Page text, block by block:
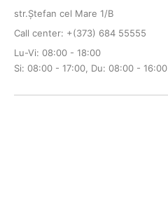
str.Ștefan cel Mare 1/B
Call center: +(373) 684 55555
Lu-Vi: 08:00 - 18:00
Si: 08:00 - 17:00, Du: 08:00 - 16:00